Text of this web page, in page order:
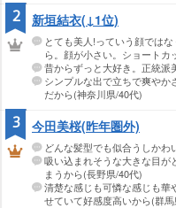
新垣結衣(↓1位)
とても美人!っていう顔では
ら。顔が小さい。ショート
昔からずっと大好き。正統派
シンプルな出で立ちで爽や
だから(神奈川県/40代)
2
今田美桜(昨年圏外)
どんな髪型でも似合うしか
吸い込まれそうな大きな目が
まうから(長野県/40代)
清楚な感じも可憐な感じも華
せていて好感度高いから(群
3